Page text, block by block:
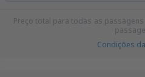
Preço total para todas as
Condições